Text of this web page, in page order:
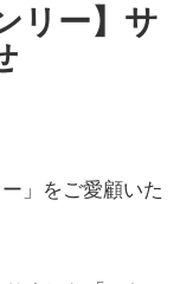
リー】サ
」をご愛顧いた